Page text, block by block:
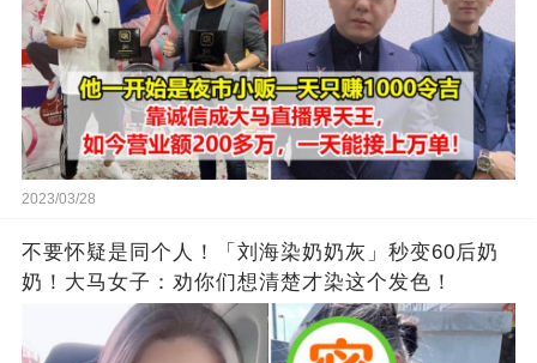
2023/03/28
不要怀疑是同个人！「刘海染奶奶灰」秒变60后奶
奶！大马女子：劝你们想清楚才染这个发色！